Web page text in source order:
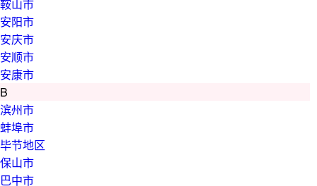
鞍山市
安阳市
安庆市
安顺市
安康市
B
滨州市
蚌埠市
毕节地区
保山市
巴中市